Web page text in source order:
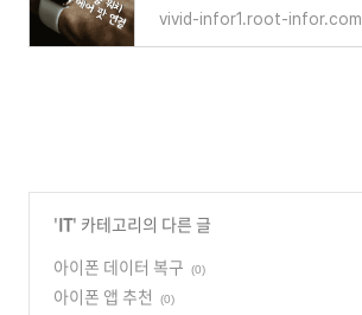
vivid-infor1.root-infor.com
'IT' 카테고리의 다른 글
아이폰 데이터 복구
(0)
아이폰 앱 추천 (0)